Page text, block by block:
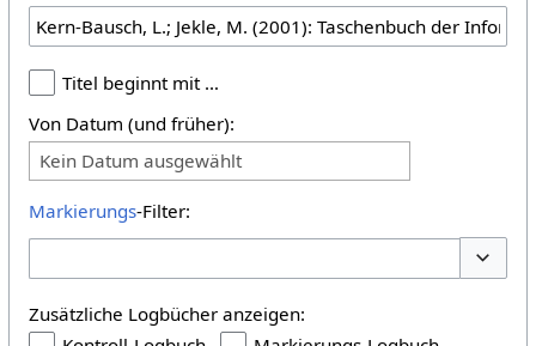
Titel beginnt mit …
Von Datum (und früher):
Kein Datum ausgewählt
Markierungs-Filter:
Zusätzliche Logbücher anzeigen: